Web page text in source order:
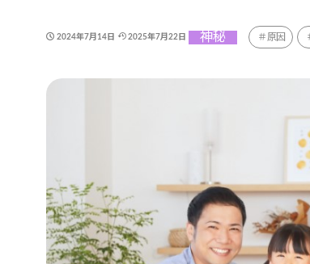
2024年7月14日 2025年7月22日 神秘 原因